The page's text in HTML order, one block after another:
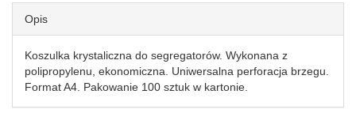
Opis
Koszulka krystaliczna do segregatorów. Wykonana z
polipropylenu, ekonomiczna. Uniwersalna perforacja brzegu.
Format A4. Pakowanie 100 sztuk w kartonie.